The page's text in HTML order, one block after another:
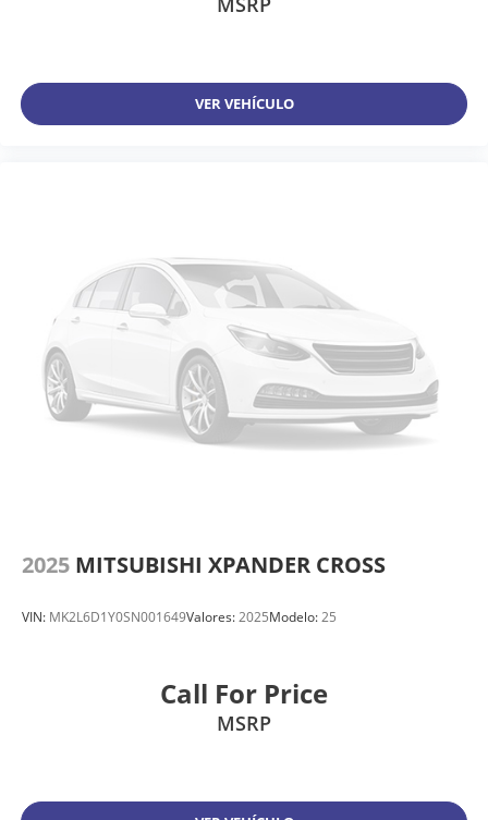
VER VEHÍCULO
2025 MITSUBISHI XPANDER CROSS
VIN: MK2L6D1Y0SN001649Valores:2025Modelo:25
Call For Price
MSRP